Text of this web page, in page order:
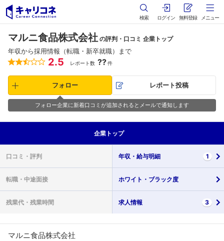
検索 ログイン 無料登録 メニュー
マルニ食品株式会社 の評判・口コミ 企業トップ
年収から採用情報（転職・新卒就職）まで
2.5 レポート数 ??件
フォロー レポート投稿
フォロー企業に新着口コミが追加されるとメールで通知します
企業 トップ
口コミ・ 評判 年収・ 給与明細 1
転職・ 中途面接 ホワイト・ ブラック度
残業代・ 残業時間 求人情報 3
マルニ食品株式会社